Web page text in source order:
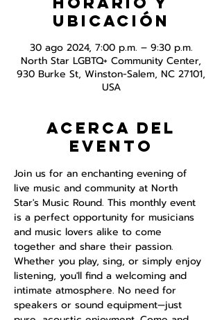
ubicación
30 ago 2024, 7:00 p.m. – 9:30 p.m.
North Star LGBTQ+ Community Center,
930 Burke St, Winston-Salem, NC 27101,
USA
Acerca del
evento
Join us for an enchanting evening of
live music and community at North
Star's Music Round. This monthly event
is a perfect opportunity for musicians
and music lovers alike to come
together and share their passion.
Whether you play, sing, or simply enjoy
listening, you'll find a welcoming and
intimate atmosphere. No need for
speakers or sound equipment—just